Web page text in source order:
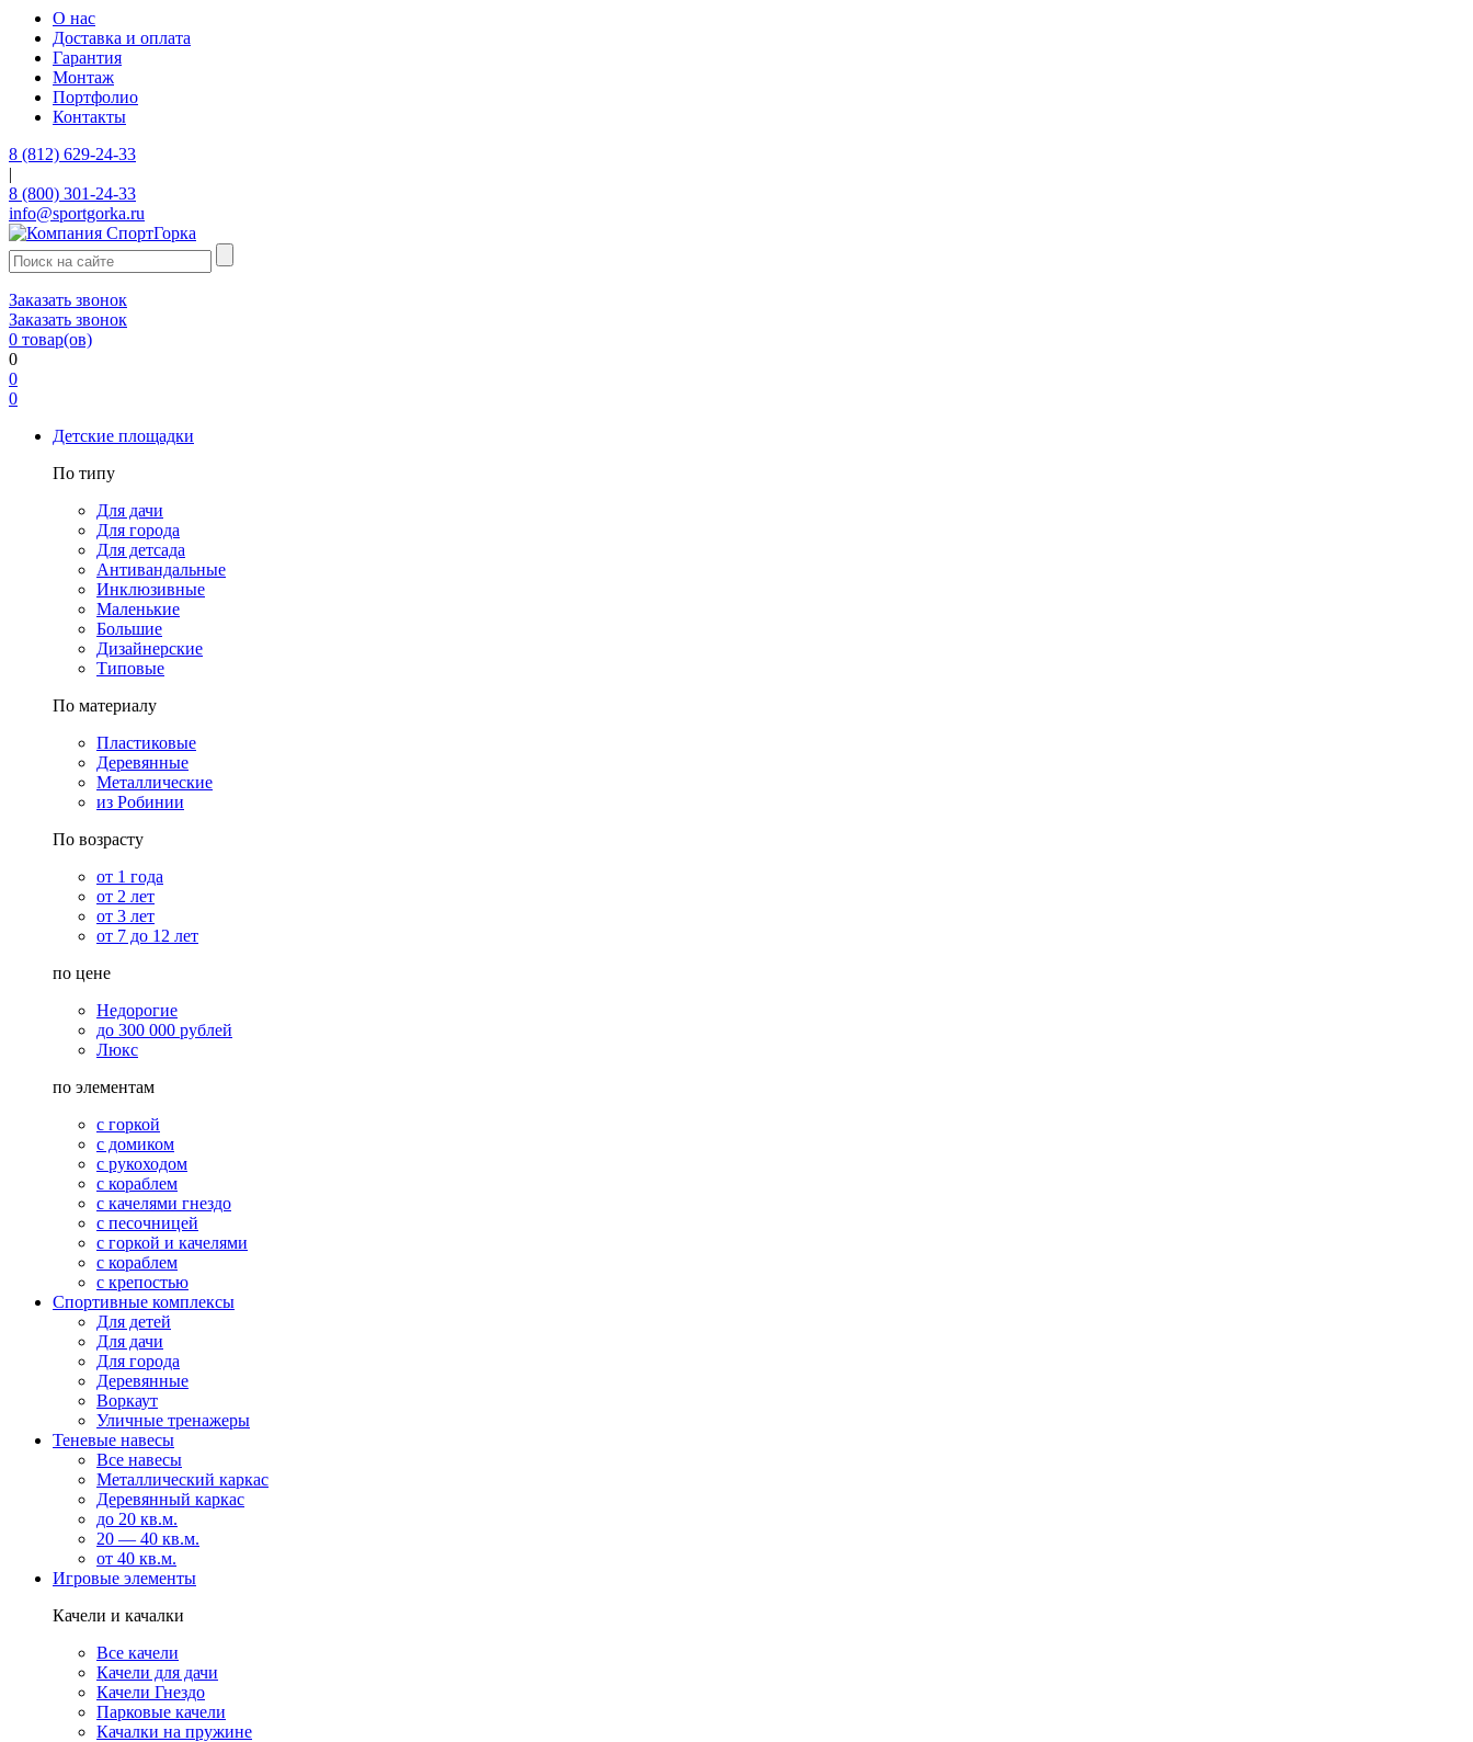
О нас
Доставка и оплата
Гарантия
Монтаж
Портфолио
Контакты
8 (812) 629-24-33
|
8 (800) 301-24-33
info@sportgorka.ru
Заказать звонок
Заказать звонок
0 товар(ов)
0
0
0
Детские площадки
По типу
Для дачи
Для города
Для детсада
Антивандальные
Инклюзивные
Маленькие
Большие
Дизайнерские
Типовые
По материалу
Пластиковые
Деревянные
Металлические
из Робинии
По возрасту
от 1 года
от 2 лет
от 3 лет
от 7 до 12 лет
по цене
Недорогие
до 300 000 рублей
Люкс
по элементам
с горкой
с домиком
с рукоходом
с кораблем
с качелями гнездо
с песочницей
с горкой и качелями
с кораблем
с крепостью
Спортивные комплексы
Для детей
Для дачи
Для города
Деревянные
Воркаут
Уличные тренажеры
Теневые навесы
Все навесы
Металлический каркас
Деревянный каркас
до 20 кв.м.
20 — 40 кв.м.
от 40 кв.м.
Игровые элементы
Качели и качалки
Все качели
Качели для дачи
Качели Гнездо
Парковые качели
Качалки на пружине